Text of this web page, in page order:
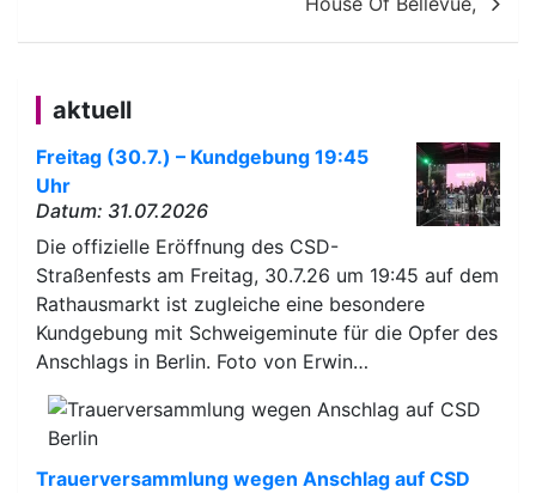
aktuell
Freitag (30.7.) – Kundgebung 19:45
Uhr
Datum: 31.07.2026
Die offizielle Eröffnung des CSD-
Straßenfests am Freitag, 30.7.26 um 19:45 auf dem
Rathausmarkt ist zugleiche eine besondere
Kundgebung mit Schweigeminute für die Opfer des
Anschlags in Berlin. Foto von Erwin…
Trauerversammlung wegen Anschlag auf CSD